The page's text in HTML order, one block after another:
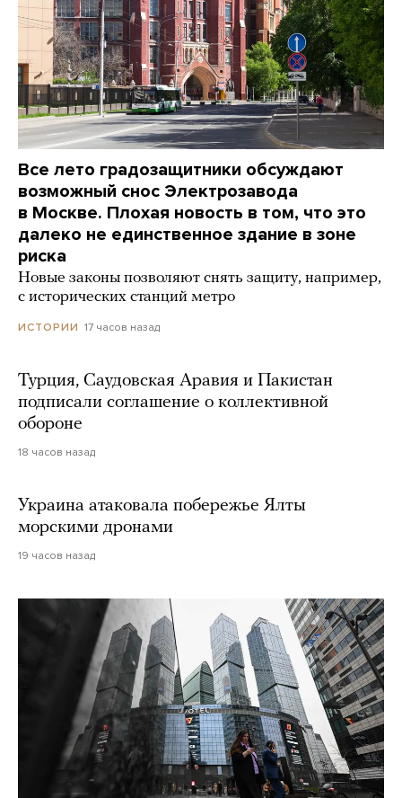
Все лето градозащитники обсуждают
возможный снос Электрозавода
в Москве. Плохая новость в том, что это
далеко не единственное здание в зоне
риска
Новые законы позволяют снять защиту, например,
с исторических станций метро
ИСТОРИИ 17 часов назад
Турция, Саудовская Аравия и Пакистан
подписали соглашение о коллективной
обороне
18 часов назад
Украина атаковала побережье Ялты
морскими дронами
19 часов назад